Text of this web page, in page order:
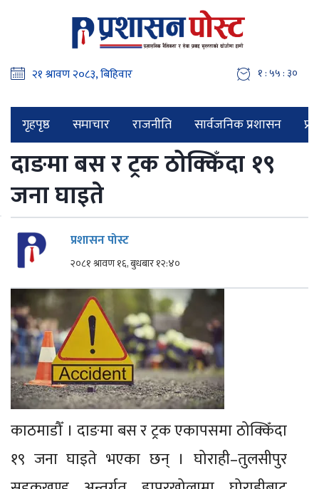
१ : ५५ : ३१
गृहपृष्ठ समाचार राजनीति सार्वजनिक प्रशासन
दाङमा बस र ट्रक ठोक्किँदा १९
जना घाइते
प्रशासन पोस्ट
२०८१ श्रावण १६, बुधबार १२:४०
काठमाडौँ । दाङमा बस र ट्रक एकापसमा ठोक्किँदा
१९ जना घाइते भएका छन् । घोराही–तुलसीपुर